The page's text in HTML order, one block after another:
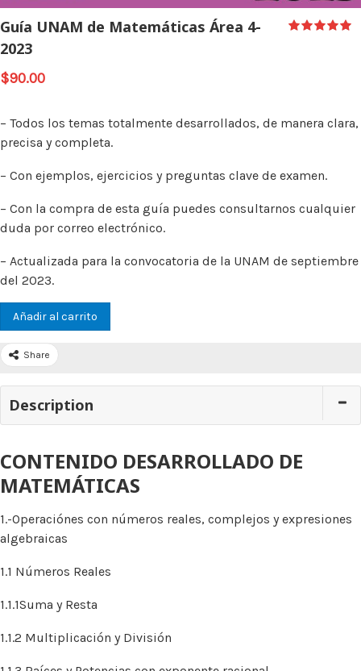
Guía UNAM de Matemáticas Área 4-
2023
$90.00
– Todos los temas totalmente desarrollados, de manera clara,
precisa y completa.
– Con ejemplos, ejercicios y preguntas clave de examen.
– Con la compra de esta guía puedes consultarnos cualquier
duda por correo electrónico.
– Actualizada para la convocatoria de la UNAM de septiembre
del 2023.
Añadir al carrito
Share
Description
CONTENIDO DESARROLLADO DE
MATEMÁTICAS
1.-Operaciónes con números reales, complejos y expresiones
algebraicas
1.1 Números Reales
1.1.1Suma y Resta
1.1.2 Multiplicación y División